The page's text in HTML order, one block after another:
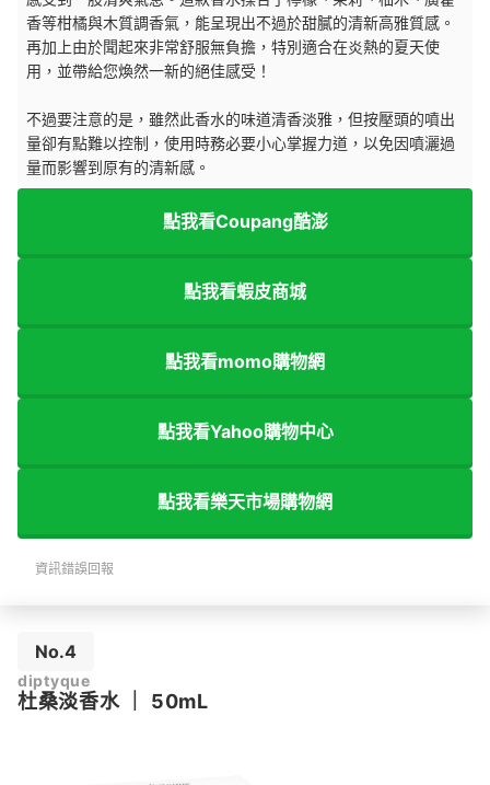
香等柑橘與木質調香氣，能呈現出不過於甜膩的清新高雅質感。
再加上由於聞起來非常舒服無負擔，特別適合在炎熱的夏天使
用，並帶給您煥然一新的絕佳感受！
不過要注意的是，雖然此香水的味道清香淡雅，但按壓頭的噴出
量卻有點難以控制，使用時務必要小心掌握力道，以免因噴灑過
量而影響到原有的清新感。
點我看Coupang酷澎
點我看蝦皮商城
點我看momo購物網
點我看Yahoo購物中心
點我看樂天市場購物網
資訊錯誤回報
No.4
diptyque
杜桑淡香水｜ 50mL